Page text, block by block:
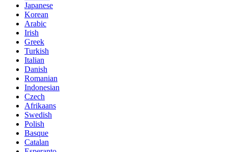
Japanese
Korean
Arabic
Irish
Greek
Turkish
Italian
Danish
Romanian
Indonesian
Czech
Afrikaans
Swedish
Polish
Basque
Catalan